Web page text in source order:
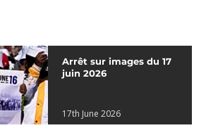
Arrêt sur images du 17
juin 2026
17th June 2026